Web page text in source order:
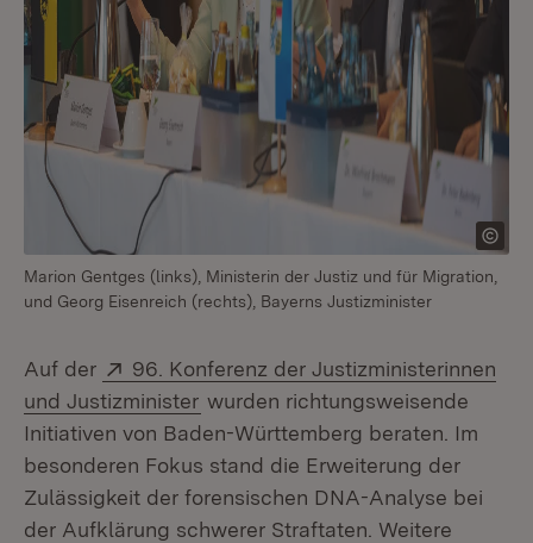
Marion Gentges (links), Ministerin der Justiz und für Migration,
und Georg Eisenreich (rechts), Bayerns Justizminister
Auf der Extern:
96. Konferenz der Justizministerinnen
und Justizminister (Öffnet in neuem Fenster)
wurden richtungsweisende
Initiativen von Baden-Württemberg beraten. Im
besonderen Fokus stand die Erweiterung der
Zulässigkeit der forensischen DNA-Analyse bei
der Aufklärung schwerer Straftaten. Weitere